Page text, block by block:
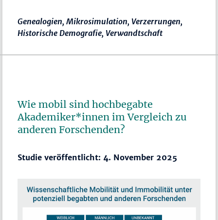
Genealogien, Mikrosimulation, Verzerrungen,
Historische Demografie, Verwandtschaft
Wie mobil sind hochbegabte
Akademiker*innen im Vergleich zu
anderen Forschenden?
Studie veröffentlicht: 4. November 2025